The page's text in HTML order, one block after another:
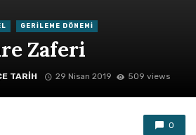
GERILEME DÖNEMI
Zaferi
TARIH 29 Nisan 2019 509 views
0